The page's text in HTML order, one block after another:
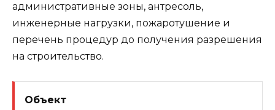
административные зоны, антресоль,
инженерные нагрузки, пожаротушение и
перечень процедур до получения разрешения
на строительство.
Объект